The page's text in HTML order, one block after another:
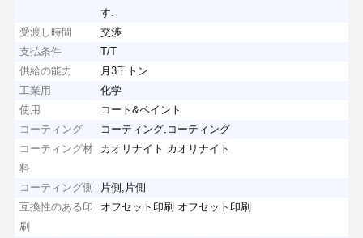
す.
受渡し時間
交渉
支払条件
T/T
供給の能力
月3千トン
工業用
化学
使用
コート&ペイント
コーティング
コーティング,コーティング
コーティング材
料
カオリナイト カオリナイト
コーティング側
片側,片側
互換性のある印
刷
オフセット印刷 オフセット印刷